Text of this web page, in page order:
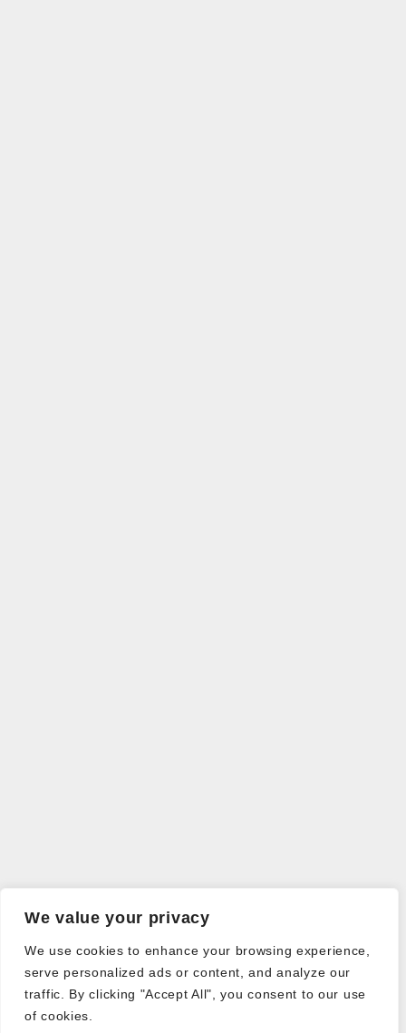
We value your privacy
We use cookies to enhance your browsing experience,
serve personalized ads or content, and analyze our
traffic. By clicking "Accept All", you consent to our use
of cookies.